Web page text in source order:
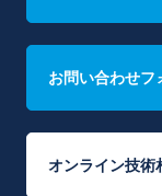
お問い合わせフ
オンライン技術